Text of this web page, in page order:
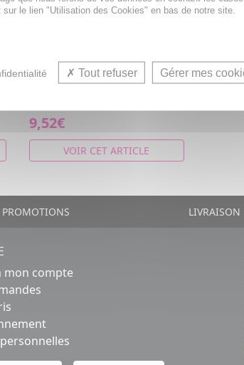
Soupe Hyperprotéinée et
Hypercalorique velouté de
9,52€
VOIR CET ARTICLE
PROMOTIONS LIVRAISON
mon compte
le lien "Utilisation des Cookies" en bas de notre site.
Tout refuser Gérer mes